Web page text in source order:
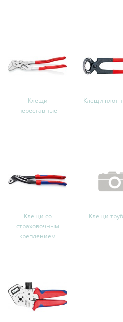
Клещи
переставные
Клещи
Клещи со
страховочным
креплением
Клещи